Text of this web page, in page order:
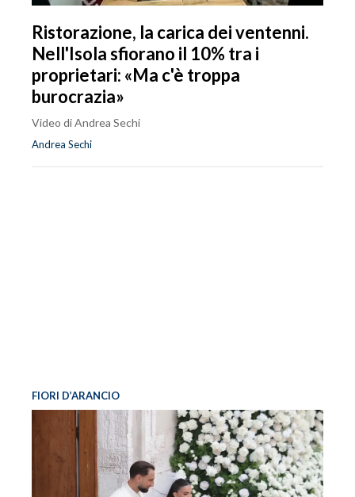
Ristorazione, la carica dei ventenni.
Nell'Isola sfiorano il 10% tra i
proprietari: «Ma c'è troppa
burocrazia»
Video di Andrea Sechi
Andrea Sechi
FIORI D’ARANCIO